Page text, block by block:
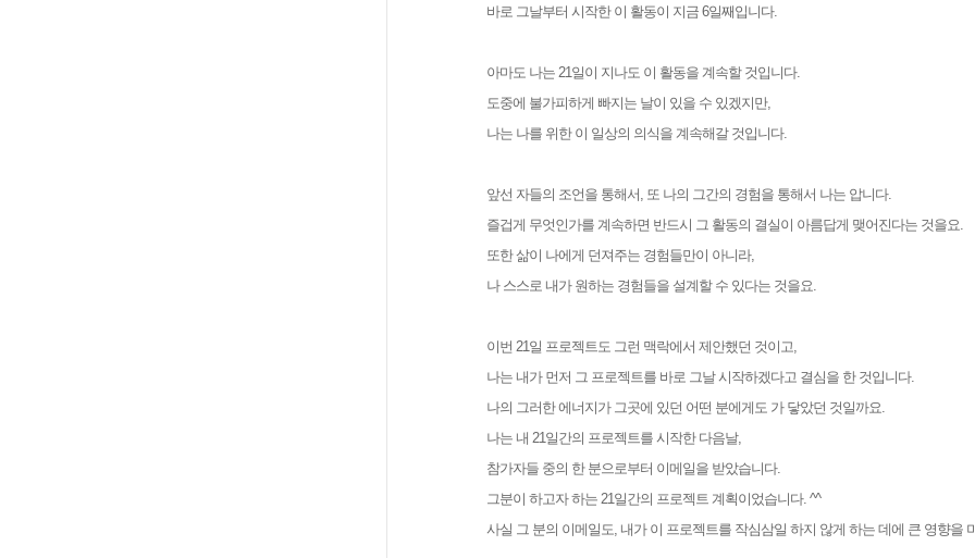
바로 그날부터 시작한 이 활동이 지금 6일째입니다.
아마도 나는 21일이 지나도 이 활동을 계속할 것입니다.
도중에 불가피하게 빠지는 날이 있을 수 있겠지만,
나는 나를 위한 이 일상의 의식을 계속해갈 것입니다.
앞선 자들의 조언을 통해서, 또 나의 그간의 경험을 통해서 나는 압니다.
즐겁게 무엇인가를 계속하면 반드시 그 활동의 결실이 아름답게 맺어진다는 것을요.
또한 삶이 나에게 던져주는 경험들만이 아니라,
나 스스로 내가 원하는 경험들을 설계할 수 있다는 것을요.
이번 21일 프로젝트도 그런 맥락에서 제안했던 것이고,
나는 내가 먼저 그 프로젝트를 바로 그날 시작하겠다고 결심을 한 것입니다.
나의 그러한 에너지가 그곳에 있던 어떤 분에게도 가 닿았던 것일까요.
나는 내 21일간의 프로젝트를 시작한 다음날,
참가자들 중의 한 분으로부터 이메일을 받았습니다.
그분이 하고자 하는 21일간의 프로젝트 계획이었습니다. ^^
사실 그 분의 이메일도, 내가 이 프로젝트를 작심삼일 하지 않게 하는 데에 큰 영향을